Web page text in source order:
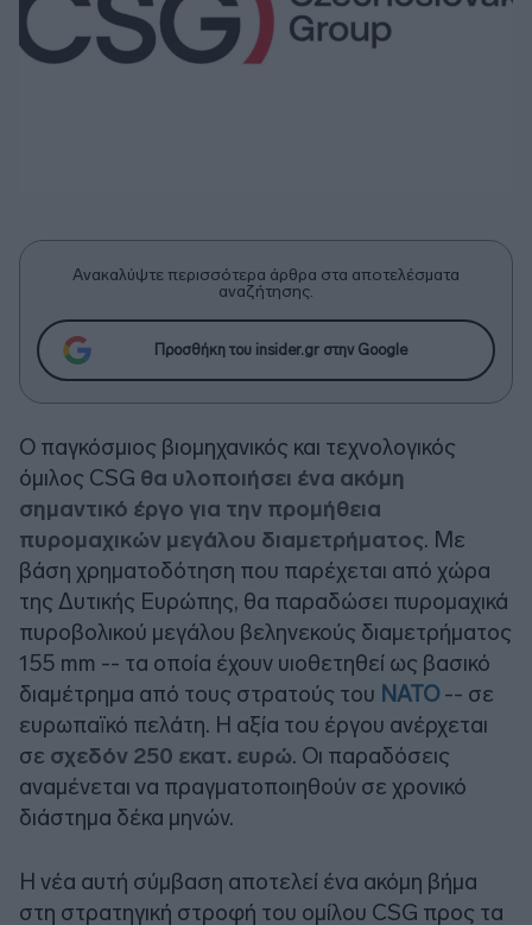
Ανακαλύψτε περισσότερα άρθρα στα αποτελέσματα
αναζήτησης.
Προσθήκη του insider.gr στην Google
Ο παγκόσμιος βιομηχανικός και τεχνολογικός
όμιλος CSG θα υλοποιήσει ένα ακόμη
σημαντικό έργο για την προμήθεια
πυρομαχικών μεγάλου διαμετρήματος. Με
βάση χρηματοδότηση που παρέχεται από χώρα
της Δυτικής Ευρώπης, θα παραδώσει πυρομαχικά
πυροβολικού μεγάλου βεληνεκούς διαμετρήματος
155 mm -- τα οποία έχουν υιοθετηθεί ως βασικό
διαμέτρημα από τους στρατούς του ΝΑΤΟ-- σε
ευρωπαϊκό πελάτη. Η αξία του έργου ανέρχεται
σε σχεδόν 250 εκατ. ευρώ. Οι παραδόσεις
αναμένεται να πραγματοποιηθούν σε χρονικό
διάστημα δέκα μηνών.
Η νέα αυτή σύμβαση αποτελεί ένα ακόμη βήμα
στη στρατηγική στροφή του ομίλου CSG προς τα